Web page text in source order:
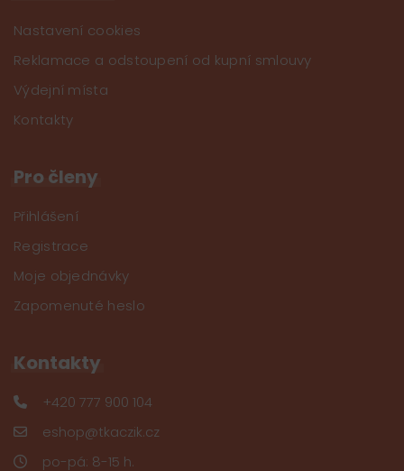
Nastavení cookies
Reklamace a odstoupení od kupní smlouvy
Výdejní místa
Kontakty
Pro členy
Přihlášení
Registrace
Moje objednávky
Zapomenuté heslo
Kontakty
+420 777 900 104
eshop@tkaczik.cz
po-pá: 8-15 h.